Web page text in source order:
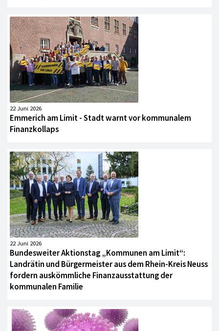
22 Juni 2026
Emmerich am Limit - Stadt warnt vor kommunalem
Finanzkollaps
22 Juni 2026
Bundesweiter Aktionstag „Kommunen am Limit“:
Landrätin und Bürgermeister aus dem Rhein-Kreis Neuss
fordern auskömmliche Finanzausstattung der
kommunalen Familie